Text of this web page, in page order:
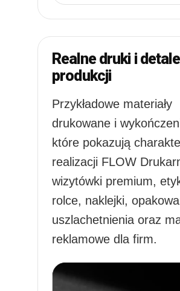
Realne druki i detale
produkcji
Przykładowe materiały
drukowane i
które pokazują
realizacji FLOW
wizytówki premium,
rolce, naklejki,
uszlachetnienia oraz
reklamowe dla firm.